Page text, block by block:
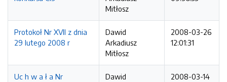
Mitłosz
Protokoł Nr XVII z dnia
29 lutego 2008 r
Dawid
Arkadiusz
Mitłosz
2008-03-26
12:01:31
Uc h w a ł a Nr
Dawid
2008-03-14